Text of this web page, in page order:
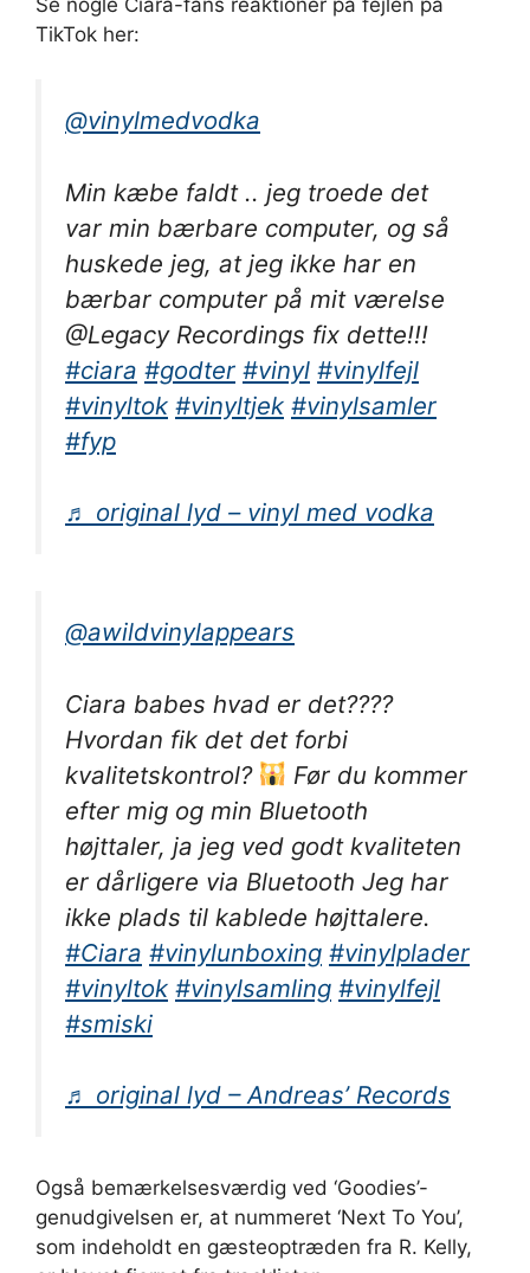
TikTok her:
@vinylmedvodka
Min kæbe faldt .. jeg troede det
var min bærbare computer, og så
huskede jeg, at jeg ikke har en
bærbar computer på mit værelse
@Legacy Recordings fix dette!!!
#ciara #godter #vinyl #vinylfejl
#vinyltok #vinyltjek #vinylsamler
#fyp
♬ original lyd – vinyl med vodka
@awildvinylappears
Ciara babes hvad er det????
Hvordan fik det det forbi
kvalitetskontrol?
Før du kommer
efter mig og min Bluetooth
højttaler, ja jeg ved godt kvaliteten
er dårligere via Bluetooth Jeg har
ikke plads til kablede højttalere.
#Ciara #vinylunboxing #vinylplader
#vinyltok #vinylsamling #vinylfejl
#smiski
♬ original lyd – Andreas’ Records
Også bemærkelsesværdig ved ‘Goodies’-
genudgivelsen er, at nummeret ‘Next To You’,
som indeholdt en gæsteoptræden fra R. Kelly,